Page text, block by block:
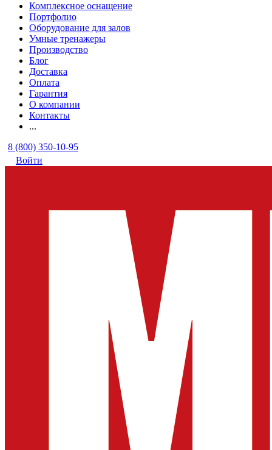
Комплексное оснащение
Портфолио
Оборудование для залов
Умные тренажеры
Производство
Блог
Доставка
Оплата
Гарантия
О компании
Контакты
...
8 (800) 350-10-95
Войти